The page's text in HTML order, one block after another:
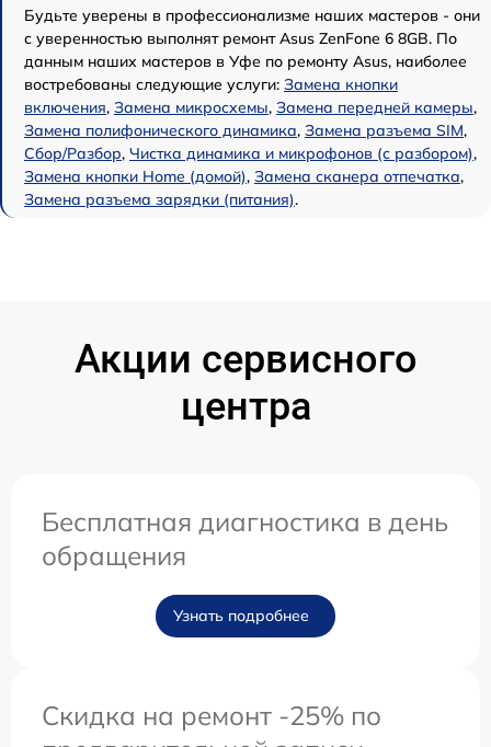
Будьте уверены в профессионализме наших мастеров - они
с уверенностью выполнят ремонт Asus ZenFone 6 8GB. По
данным наших мастеров в Уфе по ремонту Asus, наиболее
востребованы следующие услуги: Замена кнопки
включения, Замена микросхемы, Замена передней камеры,
Замена полифонического динамика, Замена разъема SIM,
Сбор/Разбор, Чистка динамика и микрофонов (с разбором),
Замена кнопки Home (домой), Замена сканера отпечатка,
Замена разъема зарядки (питания).
Акции сервисного
центра
Бесплатная диагностика в день
обращения
Узнать подробнее
Скидка на ремонт -25% по